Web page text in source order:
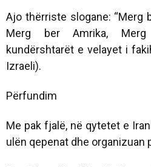
Ajo thërriste slogane: “Merg
Merg ber Amrika,
kundërshtarët e velayet i
Izraeli).
Përfundim
Me pak fjalë, në qytetet e
ulën qepenat dhe organizuan